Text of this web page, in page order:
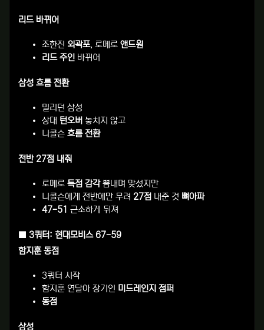
리드 바뀌어
조한진 외곽포, 로메로 앤드원
리드 주인 바뀌어
삼성 흐름 전환
밀리던 삼성
상대 턴오버 놓치지 않고
니콜슨 흐름 전환
전반 27점 내줘
로메로 득점 감각뽐내며 맞섰지만
니콜슨에게 전반에만 무려 27점 내준 것 뼈아파
47-51 근소하게 뒤져
■ 3쿼터: 현대모비스 67-59
함지훈 동점
3쿼터 시작
함지훈 연달아 장기인 미드레인지 점퍼
동점
삼성